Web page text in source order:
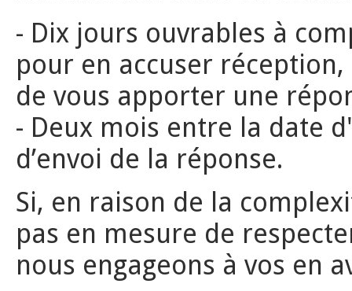
- Dix jours ouvrables à
pour en accuser
de vous apporter une
- Deux mois entre la date
d’envoi de la réponse.
Si, en raison de la
pas en mesure de
nous engageons à vos en